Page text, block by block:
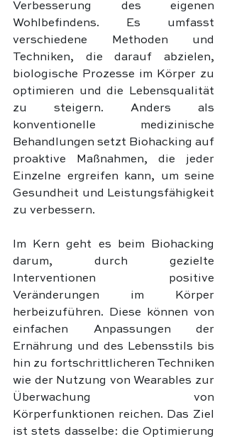
Verbesserung des eigenen
Wohlbefindens. Es umfasst
verschiedene Methoden und
Techniken, die darauf abzielen,
biologische Prozesse im Körper zu
optimieren und die Lebensqualität
zu steigern. Anders als
konventionelle medizinische
Behandlungen setzt Biohacking auf
proaktive Maßnahmen, die jeder
Einzelne ergreifen kann, um seine
Gesundheit und Leistungsfähigkeit
zu verbessern.
Im Kern geht es beim Biohacking
darum, durch gezielte
Interventionen positive
Veränderungen im Körper
herbeizuführen. Diese können von
einfachen Anpassungen der
Ernährung und des Lebensstils bis
hin zu fortschrittlicheren Techniken
wie der Nutzung von Wearables zur
Überwachung von
Körperfunktionen reichen. Das Ziel
ist stets dasselbe: die Optimierung